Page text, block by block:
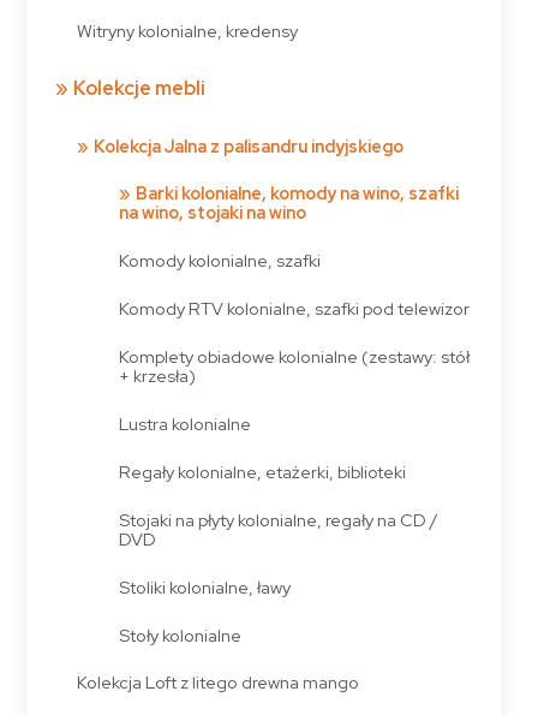
Witryny kolonialne, kredensy
Kolekcje mebli
Kolekcja Jalna z palisandru indyjskiego
Barki kolonialne, komody na wino, szafki
na wino, stojaki na wino
Komody kolonialne, szafki
Komody RTV kolonialne, szafki pod telewizor
Komplety obiadowe kolonialne (zestawy: stół
+ krzesła)
Lustra kolonialne
Regały kolonialne, etażerki, biblioteki
Stojaki na płyty kolonialne, regały na CD /
DVD
Stoliki kolonialne, ławy
Stoły kolonialne
Kolekcja Loft z litego drewna mango